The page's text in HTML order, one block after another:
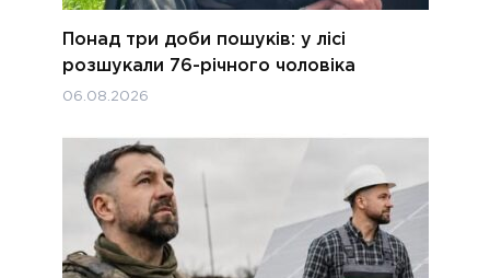
Понад три доби пошуків: у лісі
розшукали 76-річного чоловіка
06.08.2026